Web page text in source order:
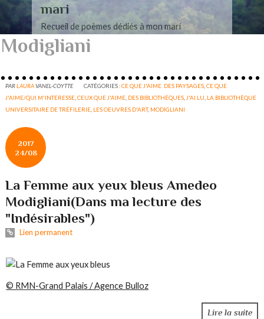
mari
Recueil de poèmes dédiés à mon mari
Modigliani
PARLAURAVANEL-COYTTE CATÉGORIES :CE QUE J'AIME. DES PAYSAGES ,CE QUE
J'AIME/QUI M'INTERESSE ,CEUX QUE J'AIME DES BIBLIOTHÈQUES J'AI LU LA BIBLIOTHÈQUE
UNIVERSITAIRE DE TRÉFILERIE LES OEUVRES D'ART, MODIGLIANI
2017
24/08
La Femme aux yeux bleus Amedeo
Modigliani(Dans ma lecture des
"Indésirables")
Lien permanent
© RMN-Grand Palais / Agence Bulloz
Lire la suite